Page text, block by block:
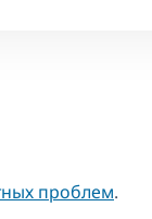
проблем.